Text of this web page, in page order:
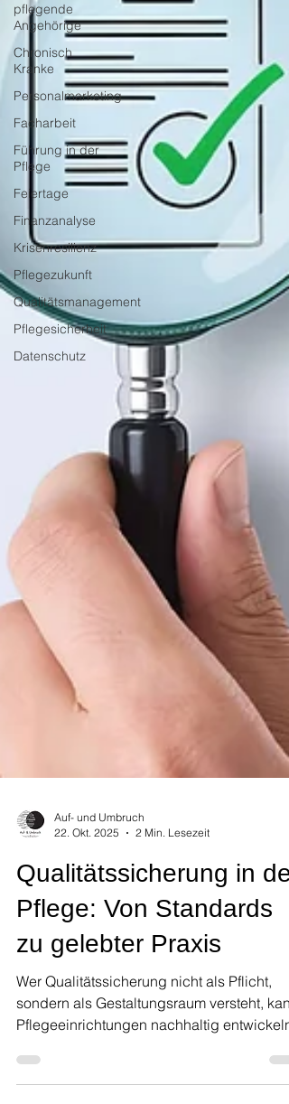
pflegende
Angehörige
Chronisch
Kranke
Personalmarketing
Facharbeit
Führung in der
Pflege
Feiertage
Finanzanalyse
Krisenresilienz
Pflegezukunft
Qualitätsmanagement
Pflegesicherheit
Datenschutz
22. Okt. 2025
2 Min. Lesezeit
Qualitätssicherung in der
Pflege: Von Standards
zu gelebter Praxis
Wer Qualitätssicherung nicht als Pflicht,
Pflegeeinrichtungen nachhaltig entwickeln.